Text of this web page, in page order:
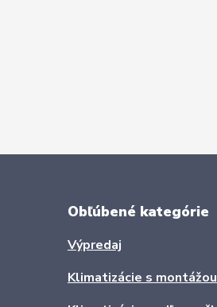
Obľúbené kategórie
Výpredaj
Klimatizácie s montážou